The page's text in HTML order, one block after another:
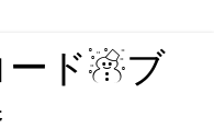
ード☃ブ